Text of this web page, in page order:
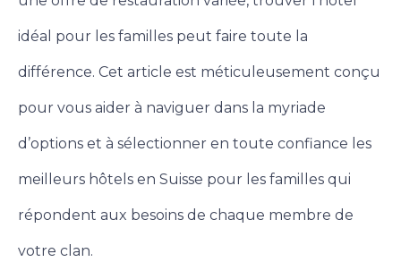
idéal pour les familles peut faire toute la
différence. Cet article est méticuleusement conçu
pour vous aider à naviguer dans la myriade
d’options et à sélectionner en toute confiance les
meilleurs hôtels en Suisse pour les familles qui
répondent aux besoins de chaque membre de
votre clan.